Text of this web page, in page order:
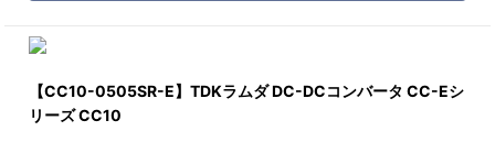
【CC10-0505SR-E】TDKラムダ DC-DCコンバータ CC-Eシ
リーズ CC10